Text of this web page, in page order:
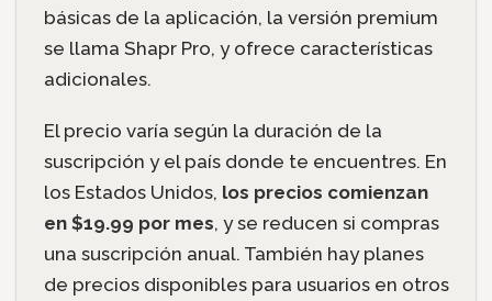
básicas de la aplicación, la versión premium
se llama Shapr Pro, y ofrece características
adicionales.
El precio varía según la duración de la
suscripción y el país donde te encuentres. En
los Estados Unidos, los precios comienzan
en $19.99 por mes, y se reducen si compras
una suscripción anual. También hay planes
de precios disponibles para usuarios en otros